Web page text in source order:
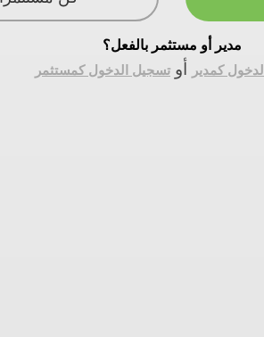
مدير أو مستثمر بالفعل؟
كمدير
أو تسجيل الدخول كمستثمر